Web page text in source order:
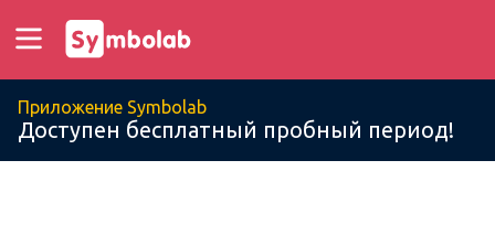
Приложение Symbolab
Доступен бесплатный пробный период!